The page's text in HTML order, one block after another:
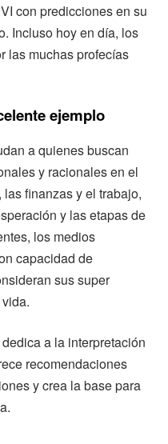
con predicciones en su
Incluso hoy en día, los
las muchas profecías
ejemplo
a quienes buscan
y racionales en el
finanzas y el trabajo,
y las etapas de
los medios
capacidad de
sus super
a la interpretación
recomendaciones
y crea la base para